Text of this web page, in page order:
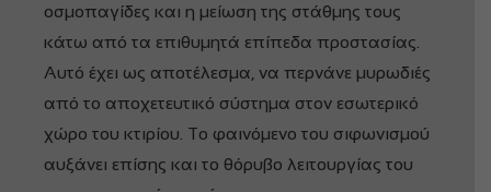
οσμοπαγίδες και η μείωση της στάθμης τους
κάτω από τα επιθυμητά επίπεδα προστασίας.
Αυτό έχει ως αποτέλεσμα, να περνάνε μυρωδιές
από το αποχετευτικό σύστημα στον εσωτερικό
χώρο του κτιρίου. Το φαινόμενο του σιφωνισμού
αυξάνει επίσης και το θόρυβο λειτουργίας του